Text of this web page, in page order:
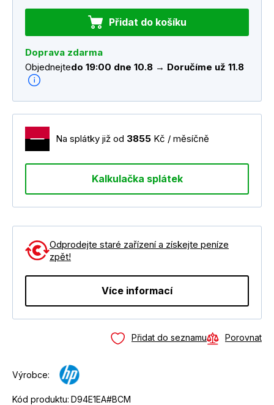
Přidat do košíku
Doprava zdarma
Objednejtedo 19:00 dne 10.8 → Doručíme už 11.8
Na splátky již od 3855 Kč / měsíčně
Kalkulačka splátek
Odprodejte staré zařízení a získejte peníze
zpět!
Více informací
Přidat do seznamu Porovnat
Výrobce:
Kód produktu: D94E1EA#BCM